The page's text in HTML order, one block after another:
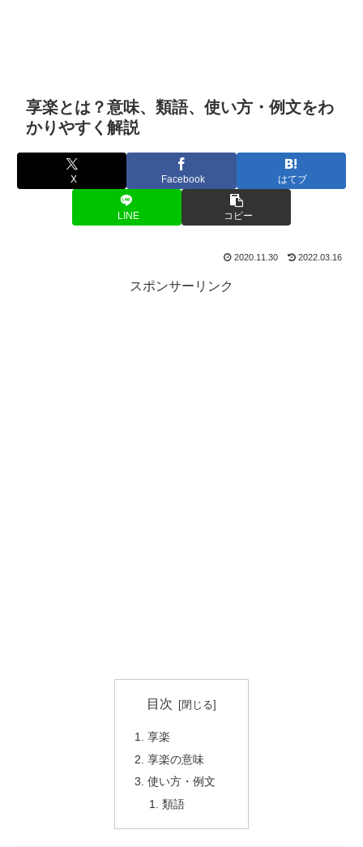
享楽とは？意味、類語、使い方・例文をわ
かりやすく解説
X Facebook はてブ
LINE コピー
2020.11.30 2022.03.16
スポンサーリンク
目次
享楽
享楽の意味
使い方・例文
類語